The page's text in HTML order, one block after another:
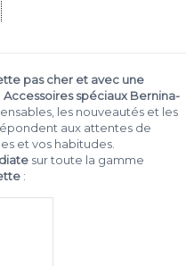
pas cher et avec une
Accessoires spéciaux Bernina-
les nouveautés et les
aux attentes de
et vos habitudes.
sur toute la gamme
: